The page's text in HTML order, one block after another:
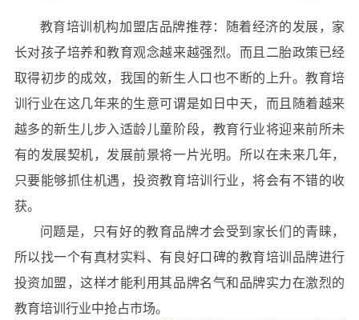
教育培训机构加盟店品牌推荐：随着经济的发展，家
长对孩子培养和教育观念越来越强烈。而且二胎政策已经
取得初步的成效，我国的新生人口也不断的上升。教育培
训行业在这几年来的生意可谓是如日中天，而且随着越来
越多的新生儿步入适龄儿童阶段，教育行业将迎来前所未
有的发展契机，发展前景将一片光明。所以在未来几年，
只要能够抓住机遇，投资教育培训行业，将会有不错的收
获。
问题是，只有好的教育品牌才会受到家长们的青睐，
所以找一个有真材实料、有良好口碑的教育培训品牌进行
投资加盟，这样才能利用其品牌名气和品牌实力在激烈的
教育培训行业中抢占市场。